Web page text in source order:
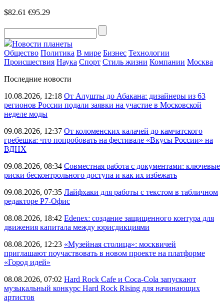
$82.61 €95.29
Новости планеты
Общество Политика В мире Бизнес Технологии
Происшествия Наука Спорт Стиль жизни Компании Москва
Последние новости
10.08.2026, 12:18 От Алушты до Абакана: дизайнеры из 63
регионов России подали заявки на участие в Московской
неделе моды
09.08.2026, 12:37 От коломенских калачей до камчатского
гребешка: что попробовать на фестивале «Вкусы России» на
ВДНХ
09.08.2026, 08:34 Совместная работа с документами: ключевые
риски бесконтрольного доступа и как их избежать
09.08.2026, 07:35 Лайфхаки для работы с текстом в табличном
редакторе Р7-Офис
08.08.2026, 18:42 Edenex: создание защищенного контура для
движения капитала между юрисдикциями
08.08.2026, 12:23 «Музейная столица»: москвичей
приглашают поучаствовать в новом проекте на платформе
«Город идей»
08.08.2026, 07:02 Hard Rock Cafe и Coca-Cola запускают
музыкальный конкурс Hard Rock Rising для начинающих
артистов